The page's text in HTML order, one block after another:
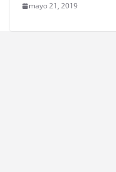
mayo 21, 2019